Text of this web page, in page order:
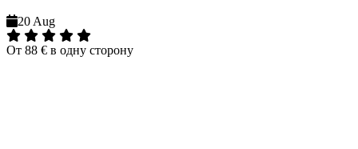
20 Aug
От 88 € в одну сторону